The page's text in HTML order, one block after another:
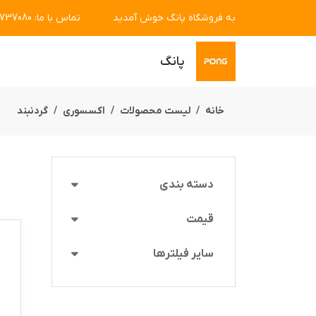
به فروشگاه پانگ خوش آمدید تماس با ما:
پانگ
خانه لیست محصولات اکسسوری گردنبند
دسته بندی
قیمت
سایر فیلترها